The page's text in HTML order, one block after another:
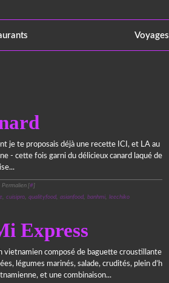
Voyages
je te proposais déjà une recette ICI, et LA au
- cette fois garni du délicieux canard laqué de
[#]
, cuisipro, qualityfood, asianfood, banhmi, leechiko
Express
vietnamien composé de baguette croustillante
légumes marinés, salade, crudités, plein d’h
et une combinaison...